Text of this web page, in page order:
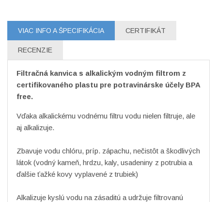
VIAC INFO A ŠPECIFIKÁCIA CERTIFIKÁT
RECENZIE
Filtračná kanvica s alkalickým vodným filtrom z
certifikovaného plastu pre potravinárske účely BPA
free.
Vďaka alkalickému vodnému filtru vodu nielen filtruje, ale
aj alkalizuje.
Zbavuje vodu chlóru, príp. zápachu, nečistôt a škodlivých
látok (vodný kameň, hrdzu, kaly, usadeniny z potrubia a
ďalšie ťažké kovy vyplavené z trubiek)
Alkalizuje kyslú vodu na zásaditú a udržuje filtrovanú